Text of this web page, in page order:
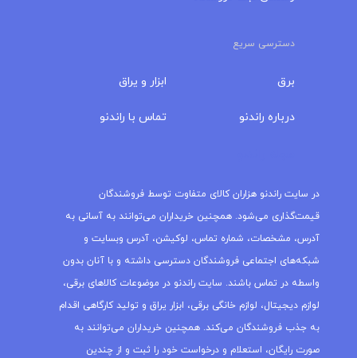
دسترسی سریع
برق
درباره‌ راندنو
ابزار و یراق
تماس با راندنو
در سایت راندنو هزاران کالای متفاوت توسط فروشندگان
قیمت‌گذاری می‌شود. همچنین خریداران می‌توانند به آسانی به
آدرس، مشخصات، شماره تماس، لوکیشن، آدرس وبسایت و
شبکه‌های اجتماعی فروشندگان دسترسی داشته و با آنان بدون
واسطه در تماس باشند. سایت راندنو در موضوعات کالاهای برقی،
لوازم دیجیتال، لوازم خانگی برقی، ابزار یراق و تولید کارگاهی اقدام
به جذب فروشندگان می‌کند. همچنین خریداران می‌توانند به
صورت رایگان، استعلام و درخواست خود را ثبت و از چندین